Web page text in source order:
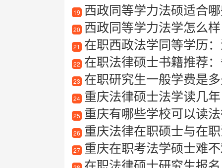
19 西政同等学力法硕适合哪
20 西政同等学力法学怎么样
21 在职西政法学同等学历
22 在职法律硕士书籍推荐：
23 在职研究生一般学费是
24 重庆法律硕士法学读几年
25 重庆有哪些学校可以读
26 重庆法律在职硕士与在
27 重庆在职考法学硕士难